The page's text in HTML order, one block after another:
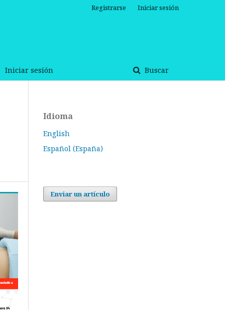
Iniciar sesión Buscar
Registrarse Iniciar sesión
Idioma
English
Español (España)
Enviar un artículo